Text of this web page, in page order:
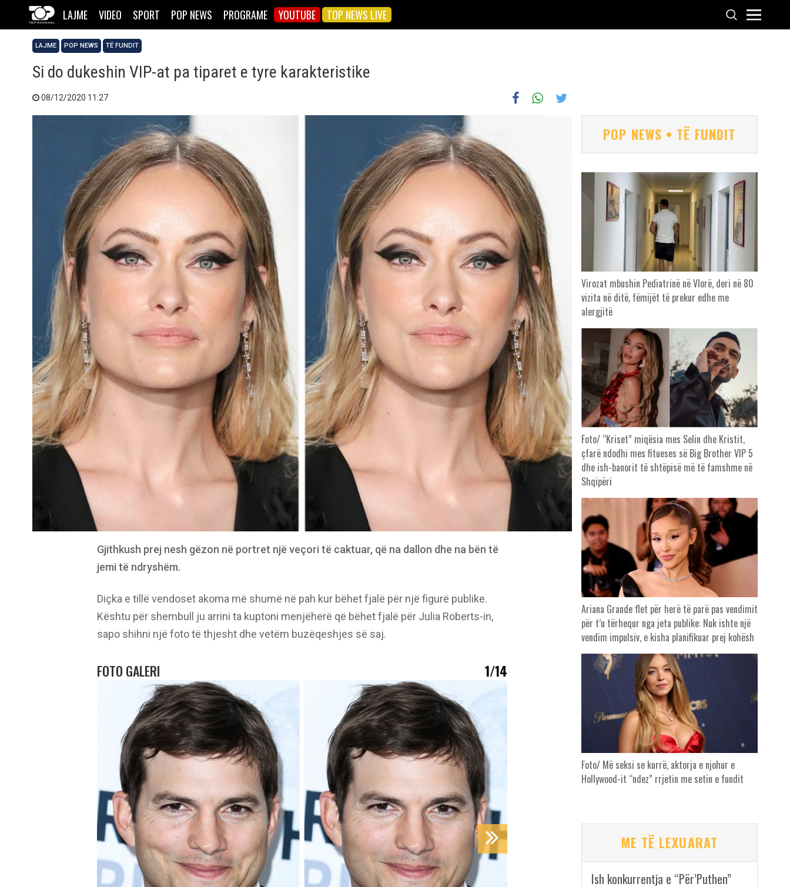
LAJME VIDEO SPORT POP NEWS PROGRAME YOUTUBE TOP NEWS LIVE
LAJME POP NEWS TË FUNDIT
Si do dukeshin VIP-at pa tiparet e tyre karakteristike
08/12/2020 11:27
Gjithkush prej nesh gëzon në portret një veçori të caktuar, që na dallon dhe na bën të
jemi të ndryshëm.
Diçka e tillë vendoset akoma më shumë në pah kur bëhet fjalë për një figurë publike.
Kështu për shembull ju arrini ta kuptoni menjëherë që bëhet fjalë për Julia Roberts-in,
sapo shihni një foto të thjesht dhe vetëm buzëqeshjes së saj.
FOTO GALERI 1/14
POP NEWS • TË FUNDIT
Virozat mbushin Pediatrinë në Vlorë, deri në 80
vizita në ditë, fëmijët të prekur edhe me
alergjitë
Foto/ “Kriset” miqësia mes Selin dhe Kristit,
çfarë ndodhi mes fitueses së Big Brother VIP 5
dhe ish-banorit të shtëpisë më të famshme në
Shqipëri
Ariana Grande flet për herë të parë pas vendimit
për t’u tërhequr nga jeta publike: Nuk ishte një
vendim impulsiv, e kisha planifikuar prej kohësh
Foto/ Më seksi se kurrë, aktorja e njohur e
Hollywood-it “ndez” rrjetin me setin e fundit
ME TË LEXUARAT
Ish konkurrentja e “Për’Puthen”